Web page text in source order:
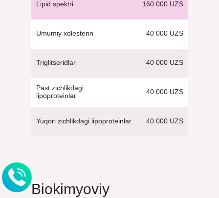
160 000 UZS
Lipid spektri
40 000 UZS
Umumiy xolesterin
40 000 UZS
Triglitseridlar
40 000 UZS
Past zichlikdagi
lipoproteinlar
40 000 UZS
Yuqori zichlikdagi lipoproteinlar
Biokimyoviy